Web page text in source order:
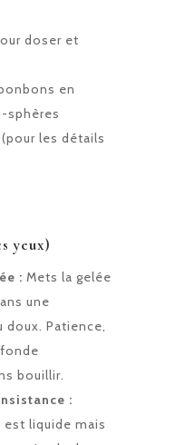
doser et
en
sphères
les détails
yeux)
: Mets la gelée
une
doux. Patience,
fonde
bouillir.
:
est liquide mais